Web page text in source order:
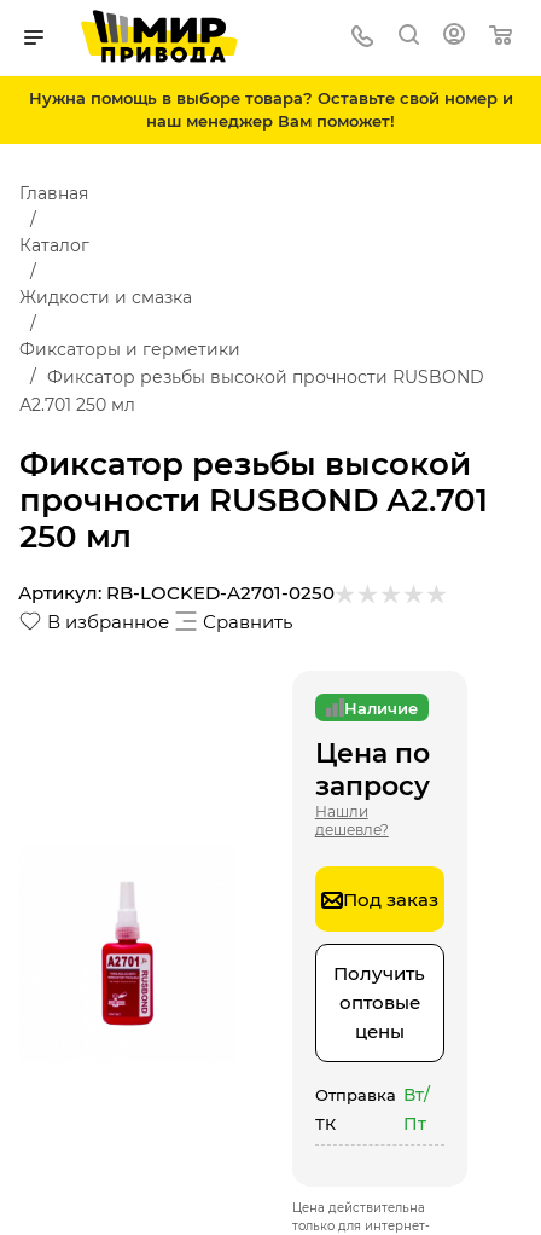
Нужна помощь в выборе товара? Оставьте свой номер и
наш менеджер Вам поможет!
Фиксатор резьбы высокой
прочности RUSBOND А2.701
250 мл
Главная
Каталог
Жидкости и смазка
Фиксаторы и герметики
Фиксатор резьбы высокой прочности RUSBOND
А2.701 250 мл
В избранное Сравнить
Артикул: RB-LOCKED-A2701-0250
Наличие
Цена по
запросу
Нашли
дешевле?
Под заказ
Получить
оптовые
цены
Отправка
ТК
Вт/
Пт
Цена действительна
только для интернет-